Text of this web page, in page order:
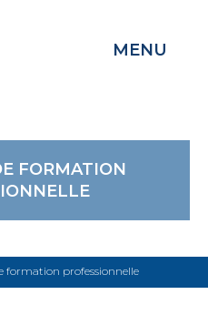
MENU
FORMATION
formation professionnelle